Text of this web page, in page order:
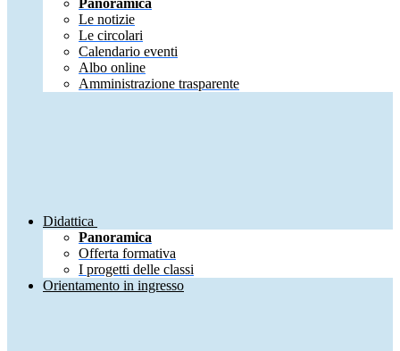
Panoramica
Le notizie
Le circolari
Calendario eventi
Albo online
Amministrazione trasparente
Didattica
Panoramica
Offerta formativa
I progetti delle classi
Orientamento in ingresso